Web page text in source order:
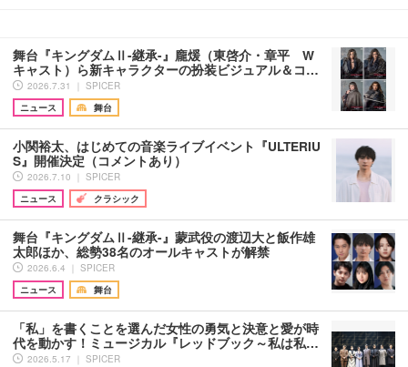
舞台『キングダムⅡ-継承-』龐煖（東啓介・章平 W
キャスト）ら新キャラクターの扮装ビジュアル＆コ…
2026.7.31 ｜ SPICER
ニュース
舞台
小関裕太、はじめての⾳楽ライブイベント『ULTERIU
S』開催決定（コメントあり）
2026.7.10 ｜ SPICER
ニュース
クラシック
舞台『キングダムⅡ-継承-』蒙武役の渡辺大と飯作雄
太郎ほか、総勢38名のオールキャストが解禁
2026.6.4 ｜ SPICER
ニュース
舞台
「私」を書くことを選んだ女性の勇気と決意と愛が時
代を動かす！ミュージカル『レッドブック～私は私…
2026.5.17 ｜ SPICER